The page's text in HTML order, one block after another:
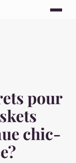
pour
chic-